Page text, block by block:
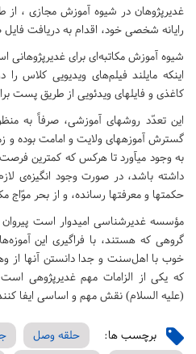
غدیرپژوهان در شیوه آموزش مجازی ، از
رایانه شخصی خود، اقدام به دریافت
شیوه آموزش مکاتبه‌ای برای غدیرپژوهانی
اینکه مایلند فیلم‌های ویدیویی کلاس
کاغذی و فایل­های ویدئویی از طریق پست
این تعدّد روش­های آموزشی، صرفاً به
گسترش آموزه­های ولایت و امامت بوده و
به وجود می­آورد تا هرکس که کمترین فرصت
داشته باشد، در صورت وجود انگیزه‌ی
حکمت­ها و معرفت­ها رسانده، و از بحر
مؤسسه غدیرشناسی امیدوار است
گروهی که هستند، با فراگیری این
خوب با اهل‌سنت و جدا دانستن آنها از
که یکی از الزامات مهم غدیرپژوهی
(علیه السلام) نقش مهم و اساسی ایفا
برچسب ها: حلقه وصل